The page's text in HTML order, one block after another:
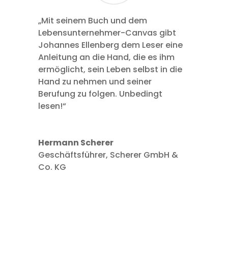
„Mit seinem Buch und dem
Lebensunternehmer-Canvas gibt
Johannes Ellenberg dem Leser eine
Anleitung an die Hand, die es ihm
ermöglicht, sein Leben selbst in die
Hand zu nehmen und seiner
Berufung zu folgen. Unbedingt
lesen!“
Hermann Scherer
Geschäftsführer, Scherer GmbH &
Co. KG